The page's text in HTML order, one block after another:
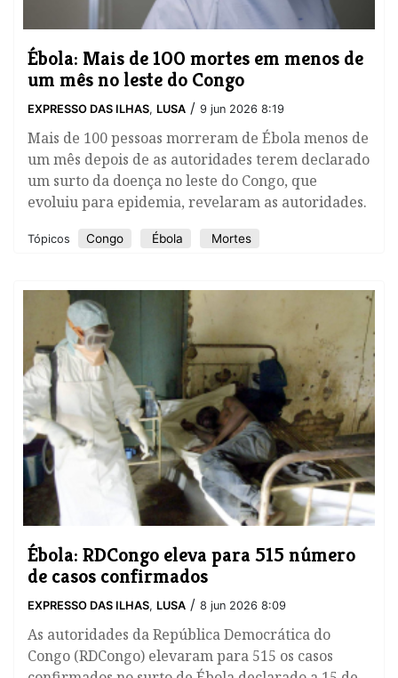
Ébola: Mais de 100 mortes em menos de
um mês no leste do Congo
EXPRESSO DAS ILHAS, LUSA / 9 jun 2026 8:19
Mais de 100 pessoas morreram de Ébola menos de
um mês depois de as autoridades terem declarado
um surto da doença no leste do Congo, que
evoluiu para epidemia, revelaram as autoridades.
Tópicos Congo Ébola Mortes
Ébola: RDCongo eleva para 515 número
de casos confirmados
EXPRESSO DAS ILHAS, LUSA / 8 jun 2026 8:09
As autoridades da República Democrática do
Congo (RDCongo) elevaram para 515 os casos